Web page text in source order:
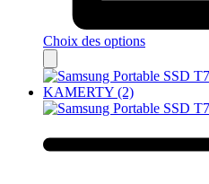
Choix des options